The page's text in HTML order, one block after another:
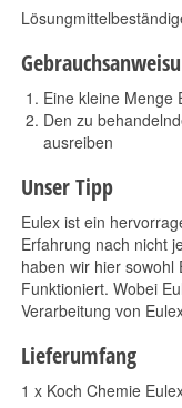
Eine kleine Menge
Den zu
ausreiben
Unser Tipp
Eulex ist ein
Erfahrung nach nicht
haben wir hier sowohl
Funktioniert. Wobei
Verarbeitung von
Lieferumfang
1 x Koch Chemie